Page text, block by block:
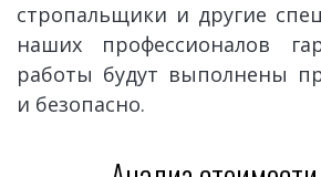
стропальщики и другие
наших профессионалов
работы будут выполнены
и безопасно.